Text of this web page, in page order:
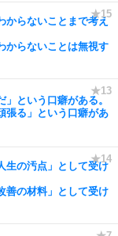
からないことまで考え
からないことは無視す
という口癖がある。
張る」という口癖があ
生の汚点」として受け
善の材料」として受け